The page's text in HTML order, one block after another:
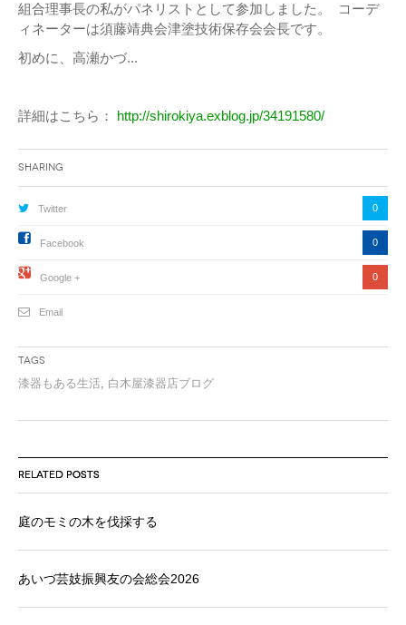
組合理事長の私がパネリストとして参加しました。 コーデ
ィネーターは須藤靖典会津塗技術保存会会長です。
初めに、高瀬かづ...
詳細はこちら： http://shirokiya.exblog.jp/34191580/
Sharing
Twitter 0
Facebook 0
Google + 0
Email
Tags
漆器もある生活, 白木屋漆器店ブログ
RELATED POSTS
庭のモミの木を伐採する
あいづ芸妓振興友の会総会2026